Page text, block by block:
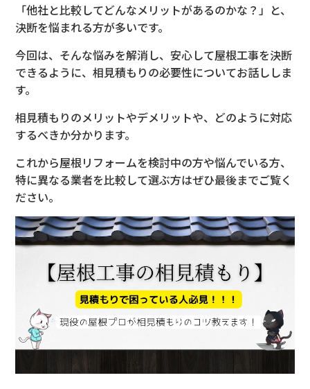
「他社と比較してどんなメリットがあるのかな？」と、
決断を悩まれる方が多いです。
今回は、そんな悩みを解消し、 安心して屋根工事を決断
できるように、相見積もりの必要性についてお話ししま
す。
相見積もりのメリットやデメリットや、どのように対応
するべきか分かります。
これから屋根リフォームを検討中の方や悩んでいる方、
特に異なる業者を比較して選ぶ方はぜひ最後までご覧く
ださい。